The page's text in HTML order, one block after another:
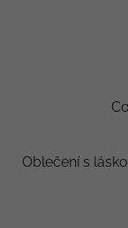
Oblečení s